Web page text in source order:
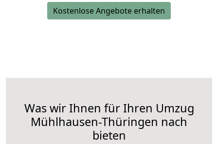
Kostenlose Angebote erhalten
Was wir Ihnen für Ihren Umzug
Mühlhausen-Thüringen nach
bieten